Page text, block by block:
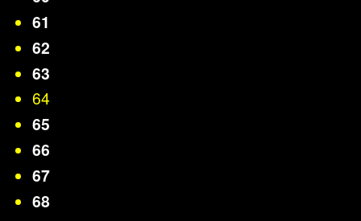
61
62
63
64
65
66
67
68